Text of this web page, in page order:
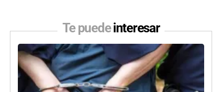
Te puedeinteresar